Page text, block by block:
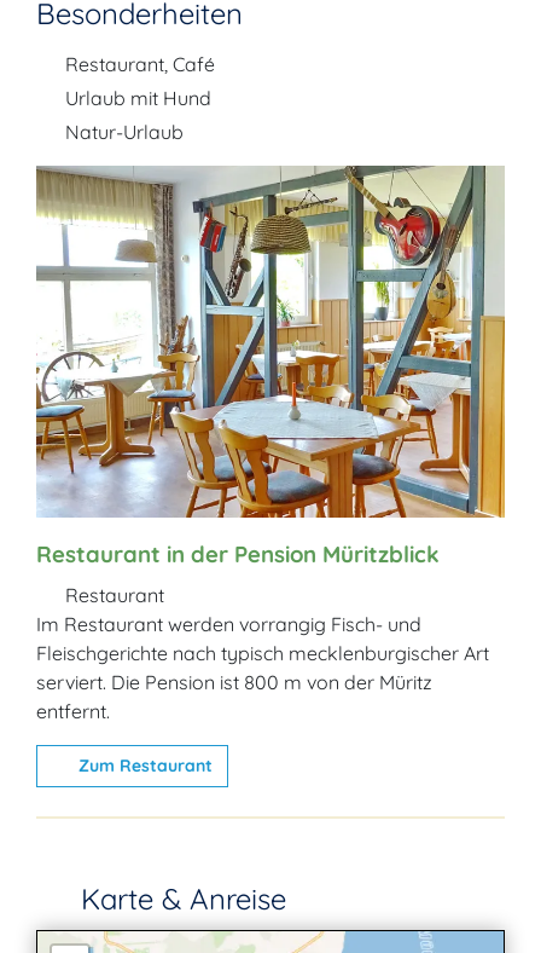
Besonderheiten
Restaurant, Café
Urlaub mit Hund
Natur-Urlaub
Restaurant in der Pension Müritzblick
Restaurant
Im Restaurant werden vorrangig Fisch- und
Fleischgerichte nach typisch mecklenburgischer Art
serviert. Die Pension ist 800 m von der Müritz
entfernt.
Zum Restaurant
Karte & Anreise